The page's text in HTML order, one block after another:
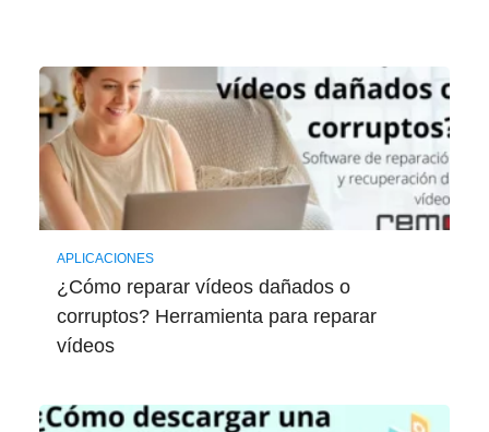
APLICACIONES
¿Cómo reparar vídeos dañados o
corruptos? Herramienta para reparar
vídeos